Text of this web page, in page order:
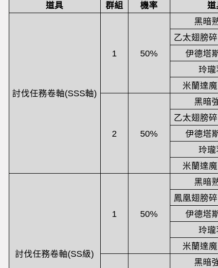
道具
群組 機率 道
討伐任務卷軸(SSS軸)
1 50%
黑暗
乙太翅膀
伊德塔
玲
米蘭達
2 50%
黑暗
乙太翅膀
伊德塔
玲
米蘭達
討伐任務卷軸(SS級)
1 50%
黑暗
鳳凰翅膀
伊德塔
玲
米蘭達
黑暗